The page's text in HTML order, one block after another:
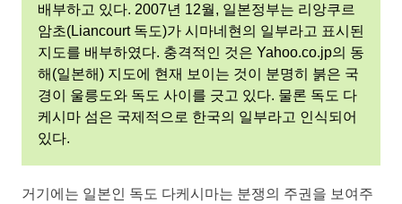
배부하고 있다. 2007년 12월, 일본정부는 리앙쿠르
암초(Liancourt 독도)가 시마네현의 일부라고 표시된
지도를 배부하였다. 충격적인 것은 Yahoo.co.jp의 동
해(일본해) 지도에 현재 보이는 것이 분명히 붉은 국
경이 울릉도와 독도 사이를 긋고 있다. 물론 독도 다
케시마 섬은 국제적으로 한국의 일부라고 인식되어
있다.
거기에는 일본인 독도 다케시마는 분쟁의 주권을 보여주